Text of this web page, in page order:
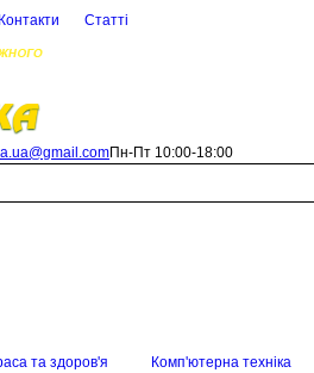
Контакти Статті
Пн-Пт 10:00-18:00
та здоров'я Комп'ютерна техніка